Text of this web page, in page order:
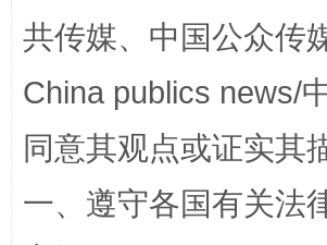
共传媒、中国公众传
China publics news/
同意其观点或证实其
一、遵守各国有关法